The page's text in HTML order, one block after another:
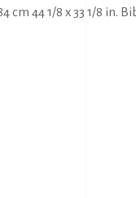
cm 44 1/8 x 33 1/8